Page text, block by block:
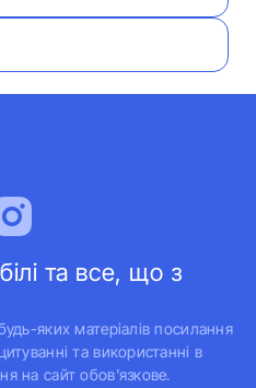
та все, що з
яких матеріалів посилання
та використанні в
на сайт обов'язкове.